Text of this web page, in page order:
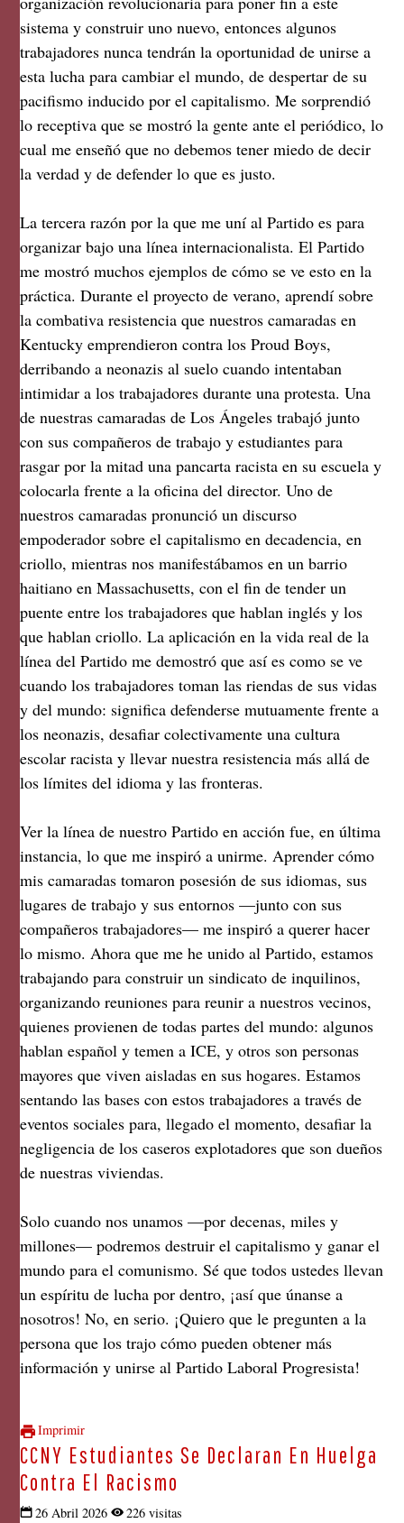
sistema y construir uno nuevo, entonces algunos
trabajadores nunca tendrán la oportunidad de unirse a
esta lucha para cambiar el mundo, de despertar de su
pacifismo inducido por el capitalismo. Me sorprendió
lo receptiva que se mostró la gente ante el periódico, lo
cual me enseñó que no debemos tener miedo de decir
la verdad y de defender lo que es justo.
La tercera razón por la que me uní al Partido es para
organizar bajo una línea internacionalista. El Partido
me mostró muchos ejemplos de cómo se ve esto en la
práctica. Durante el proyecto de verano, aprendí sobre
la combativa resistencia que nuestros camaradas en
Kentucky emprendieron contra los Proud Boys,
derribando a neonazis al suelo cuando intentaban
intimidar a los trabajadores durante una protesta. Una
de nuestras camaradas de Los Ángeles trabajó junto
con sus compañeros de trabajo y estudiantes para
rasgar por la mitad una pancarta racista en su escuela y
colocarla frente a la oficina del director. Uno de
nuestros camaradas pronunció un discurso
empoderador sobre el capitalismo en decadencia, en
criollo, mientras nos manifestábamos en un barrio
haitiano en Massachusetts, con el fin de tender un
puente entre los trabajadores que hablan inglés y los
que hablan criollo. La aplicación en la vida real de la
línea del Partido me demostró que así es como se ve
cuando los trabajadores toman las riendas de sus vidas
y del mundo: significa defenderse mutuamente frente a
los neonazis, desafiar colectivamente una cultura
escolar racista y llevar nuestra resistencia más allá de
los límites del idioma y las fronteras.
Ver la línea de nuestro Partido en acción fue, en última
instancia, lo que me inspiró a unirme. Aprender cómo
mis camaradas tomaron posesión de sus idiomas, sus
lugares de trabajo y sus entornos —junto con sus
compañeros trabajadores— me inspiró a querer hacer
lo mismo. Ahora que me he unido al Partido, estamos
trabajando para construir un sindicato de inquilinos,
organizando reuniones para reunir a nuestros vecinos,
quienes provienen de todas partes del mundo: algunos
hablan español y temen a ICE, y otros son personas
mayores que viven aisladas en sus hogares. Estamos
sentando las bases con estos trabajadores a través de
eventos sociales para, llegado el momento, desafiar la
negligencia de los caseros explotadores que son dueños
de nuestras viviendas.
Solo cuando nos unamos —por decenas, miles y
millones— podremos destruir el capitalismo y ganar el
mundo para el comunismo. Sé que todos ustedes llevan
un espíritu de lucha por dentro, ¡así que únanse a
nosotros! No, en serio. ¡Quiero que le pregunten a la
persona que los trajo cómo pueden obtener más
información y unirse al Partido Laboral Progresista!
Imprimir
CCNY Estudiantes Se Declaran En Huelga
Contra El Racismo
26 Abril 2026 226 visitas